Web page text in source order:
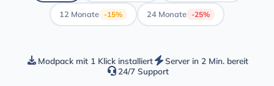
12 Monate -15% 24 Monate -25%
Modpack mit 1 Klick installiert
Server in 2 Min. bereit
24/7 Support